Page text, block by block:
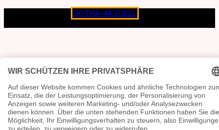
GOTHA-AKTUELL
Lokalen verpflichtet.